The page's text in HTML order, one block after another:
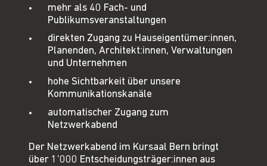
mehr als 40 Fach- und
Publikumsveranstaltungen
direkten Zugang zu Hauseigentümer:innen,
Planenden, Architekt:innen, Verwaltungen
und Unternehmen
hohe Sichtbarkeit über unsere
Kommunikationskanäle
automatischer Zugang zum
Netzwerkabend
Der Netzwerkabend im Kursaal Bern bringt
über 1’000 Entscheidungsträger:innen aus